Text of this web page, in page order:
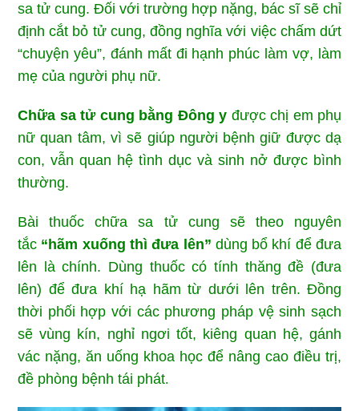
sa tử cung. Đối với trường hợp nặng, bác sĩ sẽ chỉ
định cắt bỏ tử cung, đồng nghĩa với việc chấm dứt
“chuyện yêu”, đánh mất đi hạnh phúc làm vợ, làm
mẹ của người phụ nữ.
Chữa sa tử cung bằng Đông y được chị em phụ
nữ quan tâm, vì sẽ giúp người bệnh giữ được dạ
con, vẫn quan hệ tình dục và sinh nở được bình
thường.
Bài thuốc chữa sa tử cung sẽ theo nguyên
tắc “hãm xuống thì đưa lên” dùng bổ khí để đưa
lên là chính. Dùng thuốc có tính thăng đề (đưa
lên) để đưa khí hạ hãm từ dưới lên trên. Đồng
thời phối hợp với các phương pháp vệ sinh sạch
sẽ vùng kín, nghỉ ngơi tốt, kiêng quan hệ, gánh
vác nặng, ăn uống khoa học để nâng cao điều trị,
đề phòng bệnh tái phát.